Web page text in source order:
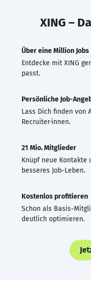
XING –
Über eine Million Jobs
Entdecke mit XING
passt.
Persönliche Job-
Lass Dich finden von
Recruiter·innen.
21 Mio. Mitglieder
Knüpf neue
besseres Job-Leben.
Kostenlos profitieren
Schon als Basis-
deutlich optimieren.